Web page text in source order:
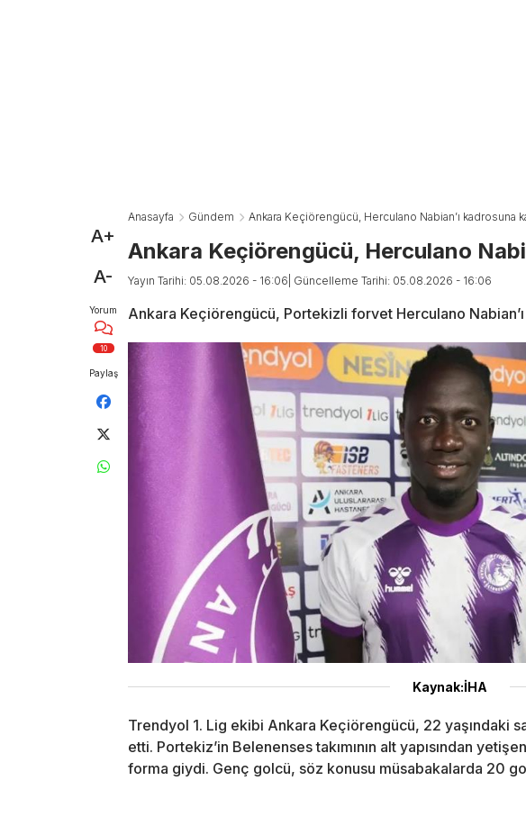
A+
A-
Yorum
10
Paylaş
Anasayfa Gündem Ankara Keçiörengücü, Herculano Nabian’ı kadrosuna
Ankara Keçiörengücü, Herculano
Yayın Tarihi: 05.08.2026 - 16:06 | Güncelleme Tarihi: 05.08.2026 - 16:06
Ankara Keçiörengücü, Portekizli forvet Herculano
Kaynak:İHA
Trendyol 1. Lig ekibi Ankara Keçiörengücü, 22 yaşındaki
etti. Portekiz’in Belenenses takımının alt yapısından
forma giydi. Genç golcü, söz konusu müsabakalarda 20